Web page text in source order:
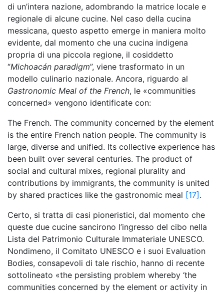
di un’intera nazione, adombrando la matrice locale e
regionale di alcune cucine. Nel caso della cucina
messicana, questo aspetto emerge in maniera molto
evidente, dal momento che una cucina indigena
propria di una piccola regione, il cosiddetto
“Michoacán paradigm”, viene trasformato in un
modello culinario nazionale. Ancora, riguardo al
Gastronomic Meal of the French, le «communities
concerned» vengono identificate con:
The French. The community concerned by the element
is the entire French nation people. The community is
large, diverse and unified. Its collective experience has
been built over several centuries. The product of
social and cultural mixes, regional plurality and
contributions by immigrants, the community is united
by shared practices like the gastronomic meal [17].
Certo, si tratta di casi pioneristici, dal momento che
queste due cucine sancirono l’ingresso del cibo nella
Lista del Patrimonio Culturale Immateriale UNESCO.
Nondimeno, il Comitato UNESCO e i suoi Evaluation
Bodies, consapevoli di tale rischio, hanno di recente
sottolineato «the persisting problem whereby ‘the
communities concerned by the element or activity in